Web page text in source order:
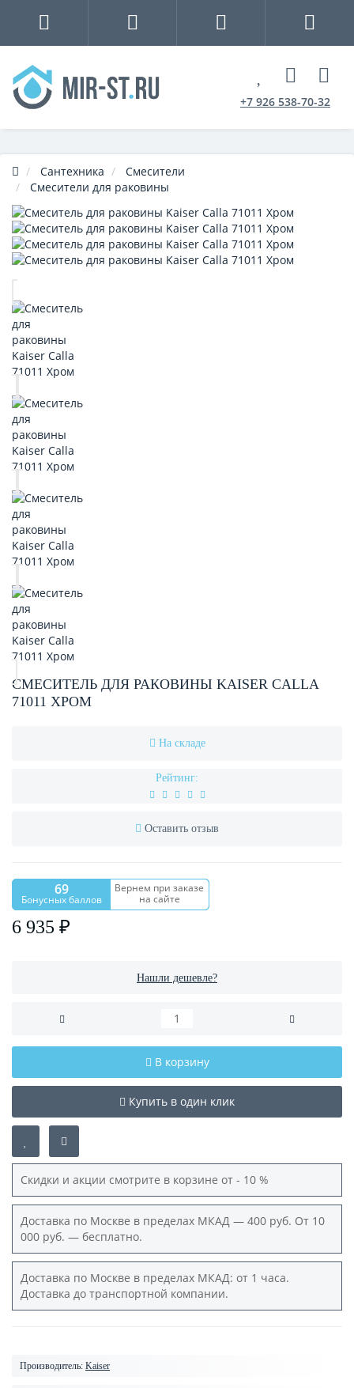
+7 926 538-70-32
Сантехника
Смесители
Смесители для раковины
СМЕСИТЕЛЬ ДЛЯ РАКОВИНЫ KAISER CALLA
71011 ХРОМ
На складе
Рейтинг:
Оставить отзыв
69
Бонусных баллов
Вернем при заказе
на сайте
6 935 ₽
Нашли дешевле?
В корзину
Купить в один клик
Скидки и акции смотрите в корзине от - 10 %
Доставка по Москве в пределах МКАД — 400 руб. От 10
000 руб. — бесплатно.
Доставка по Москве в пределах МКАД: от 1 часа.
Доставка до транспортной компании.
Производитель: Kaiser